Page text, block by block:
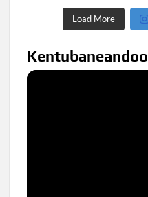
Load More
Kentubaneandoo